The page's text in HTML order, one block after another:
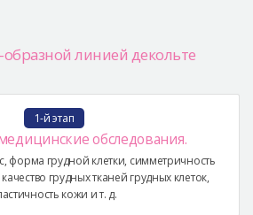
образной линией декольте
1-й этап
обследования.
форма грудной клетки, симметричность
грудных тканей грудных клеток,
кожи и т. д.